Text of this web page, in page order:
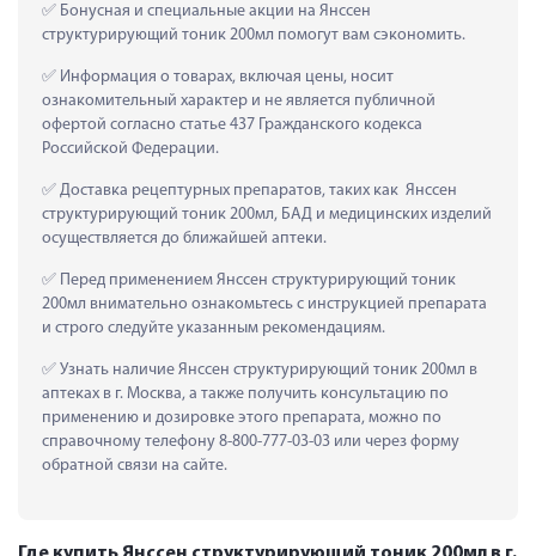
Бонусная и специальные акции на Янссен
структурирующий тоник 200мл помогут вам сэкономить.
Информация о товарах, включая цены, носит
ознакомительный характер и не является публичной
офертой согласно статье 437 Гражданского кодекса
Российской Федерации.
Доставка рецептурных препаратов, таких как  Янссен
структурирующий тоник 200мл, БАД и медицинских изделий
осуществляется до ближайшей аптеки.
Перед применением Янссен структурирующий тоник
200мл внимательно ознакомьтесь с инструкцией препарата
и строго следуйте указанным рекомендациям.
Узнать наличие Янссен структурирующий тоник 200мл в
аптеках в г. Москва, а также получить консультацию по
применению и дозировке этого препарата, можно по
справочному телефону 8-800-777-03-03 или через форму
обратной связи на сайте.